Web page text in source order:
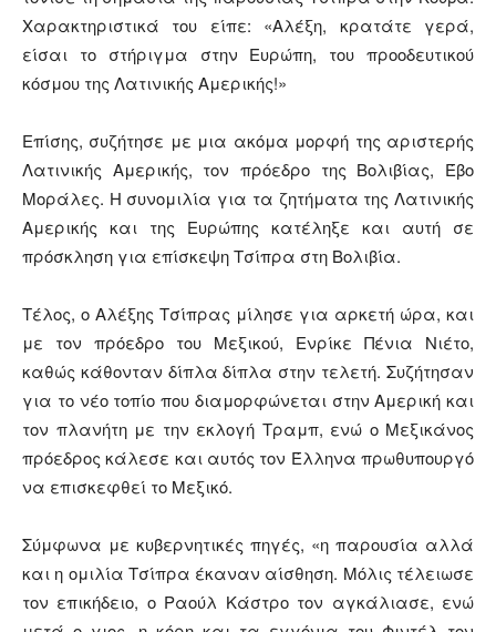
Χαρακτηριστικά του είπε: «Αλέξη, κρατάτε γερά,
είσαι το στήριγμα στην Ευρώπη, του προοδευτικού
κόσμου της Λατινικής Αμερικής!»
Επίσης, συζήτησε με μια ακόμα μορφή της αριστερής
Λατινικής Αμερικής, τον πρόεδρο της Βολιβίας, Έβο
Μοράλες. Η συνομιλία για τα ζητήματα της Λατινικής
Αμερικής και της Ευρώπης κατέληξε και αυτή σε
πρόσκληση για επίσκεψη Τσίπρα στη Βολιβία.
Τέλος, ο Αλέξης Τσίπρας μίλησε για αρκετή ώρα, και
με τον πρόεδρο του Μεξικού, Ενρίκε Πένια Νιέτο,
καθώς κάθονταν δίπλα δίπλα στην τελετή. Συζήτησαν
για το νέο τοπίο που διαμορφώνεται στην Αμερική και
τον πλανήτη με την εκλογή Τραμπ, ενώ ο Μεξικάνος
πρόεδρος κάλεσε και αυτός τον Έλληνα πρωθυπουργό
να επισκεφθεί το Μεξικό.
Σύμφωνα με κυβερνητικές πηγές, «η παρουσία αλλά
και η ομιλία Τσίπρα έκαναν αίσθηση. Μόλις τέλειωσε
τον επικήδειο, ο Ραούλ Κάστρο τον αγκάλιασε, ενώ